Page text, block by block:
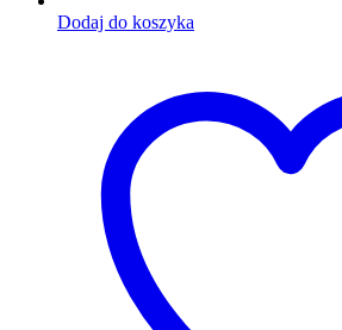
Dodaj do koszyka